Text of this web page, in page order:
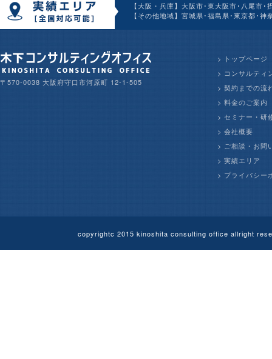
【大阪・兵庫】大阪市･東大阪市･八尾市
【その他地域】宮城県･福島県･東京都･
〒570-0038 大阪府守口市河原町 12-1-505
>
トップページ
> コンサルティ
> 契約までの流
> 料金のご案内
> セミナー・研
> 会社概要
> ご相談・お問
> 実績エリア
> プライバシー
copyrightc 2015 kinoshita consulting office allright